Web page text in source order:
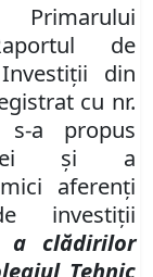
de
din
cu nr.
s-a propus
şi a
aferenţi
investiţii
a clădirilor
Tehnic